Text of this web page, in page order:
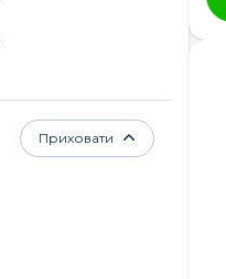
Приховати